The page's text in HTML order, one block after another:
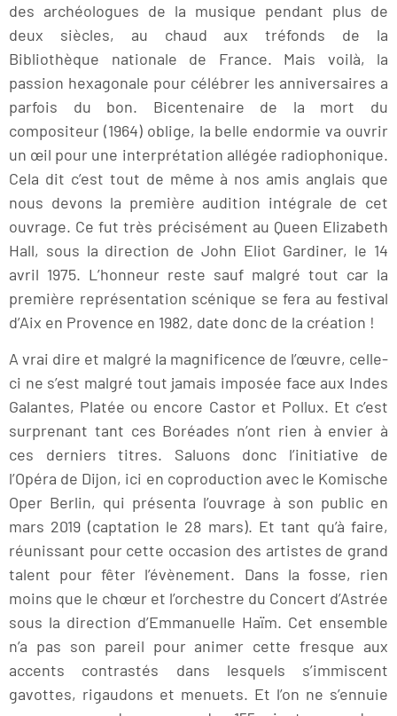
des archéologues de la musique pendant plus de
deux siècles, au chaud aux tréfonds de la
Bibliothèque nationale de France. Mais voilà, la
passion hexagonale pour célébrer les anniversaires a
parfois du bon. Bicentenaire de la mort du
compositeur (1964) oblige, la belle endormie va ouvrir
un œil pour une interprétation allégée radiophonique.
Cela dit c’est tout de même à nos amis anglais que
nous devons la première audition intégrale de cet
ouvrage. Ce fut très précisément au Queen Elizabeth
Hall, sous la direction de John Eliot Gardiner, le 14
avril 1975. L’honneur reste sauf malgré tout car la
première représentation scénique se fera au festival
d’Aix en Provence en 1982, date donc de la création !
A vrai dire et malgré la magnificence de l’œuvre, celle-
ci ne s’est malgré tout jamais imposée face aux Indes
Galantes, Platée ou encore Castor et Pollux. Et c’est
surprenant tant ces Boréades n’ont rien à envier à
ces derniers titres. Saluons donc l’initiative de
l’Opéra de Dijon, ici en coproduction avec le Komische
Oper Berlin, qui présenta l’ouvrage à son public en
mars 2019 (captation le 28 mars). Et tant qu’à faire,
réunissant pour cette occasion des artistes de grand
talent pour fêter l’évènement. Dans la fosse, rien
moins que le chœur et l’orchestre du Concert d’Astrée
sous la direction d’Emmanuelle Haïm. Cet ensemble
n’a pas son pareil pour animer cette fresque aux
accents contrastés dans lesquels s’immiscent
gavottes, rigaudons et menuets. Et l’on ne s’ennuie